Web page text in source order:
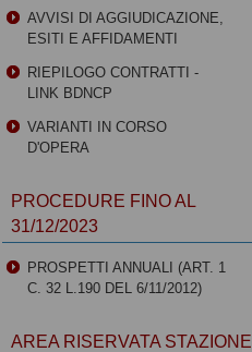
AVVISI DI AGGIUDICAZIONE,
ESITI E AFFIDAMENTI
RIEPILOGO CONTRATTI -
LINK BDNCP
VARIANTI IN CORSO
D'OPERA
PROCEDURE FINO AL
31/12/2023
PROSPETTI ANNUALI (ART. 1
C. 32 L.190 DEL 6/11/2012)
AREA RISERVATA STAZIONE